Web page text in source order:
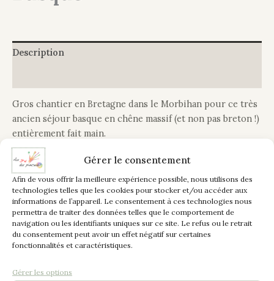
Gérer le consentement
Afin de vous offrir la meilleure expérience possible, nous utilisons des
technologies telles que les cookies pour stocker et/ou accéder aux
informations de l’appareil. Le consentement à ces technologies nous
permettra de traiter des données telles que le comportement de
navigation ou les identifiants uniques sur ce site. Le refus ou le retrait
du consentement peut avoir un effet négatif sur certaines
fonctionnalités et caractéristiques.
Gérer les options
Description
Gros chantier en Bretagne dans le Morbihan pour ce très
ancien séjour basque en chêne massif (et non pas breton !)
entièrement fait main.
Un gros avantage sur ce style de meuble est que nous
pouvons, grâce aux effets patinés, révéler toutes les
sculptures et les redécouvrir sans pour autant alourdir
ce style de meuble.
Le bahut, la table et ses rallonges, puis les chaises ont été
poncés manuellement. Avec le temps, les remontées de
tanin étaient importantes, il a fallu les bloquer grâce à